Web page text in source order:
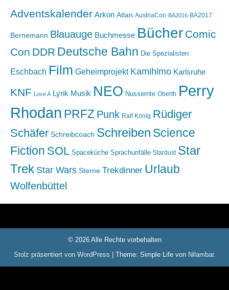
Adventskalender Arkon Atlan AustriaCon BA2016 BA2017
Bernemann Blauauge Buchmesse Bücher Comic
Con DDR Deutsche Bahn Die Spezialisten
Eschbach Film Geheimprojekt Kamihimo Karlsruhe
KNF Love A Lyrik Musik NEO Nussernte Oberth Perry
Rhodan PRFZ Punk Ralf König Rüdiger
Schäfer Schreibcoach Schreiben Science
Fiction SOL Spaceküche Sprachunfälle Stardust Star
Trek Star Wars Sterne Trekdinner Urlaub
Wolfenbüttel
© 2026 Alle Rechte vorbehalten
Stolz präsentiert von WordPress
Theme: Simple Life von Nilambar.